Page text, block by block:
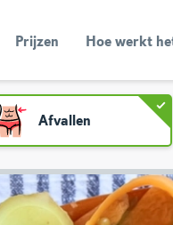
Prijzen Hoe werkt
Afvallen